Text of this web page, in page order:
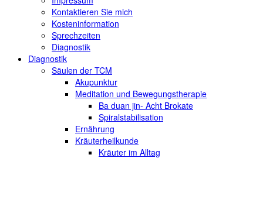
Kontaktieren Sie mich
Kosteninformation
Sprechzeiten
Diagnostik
Diagnostik
Säulen der TCM
Akupunktur
Meditation und Bewegungstherapie
Ba duan jin- Acht Brokate
Spiralstabilisation
Ernährung
Kräuterheilkunde
Kräuter im Alltag